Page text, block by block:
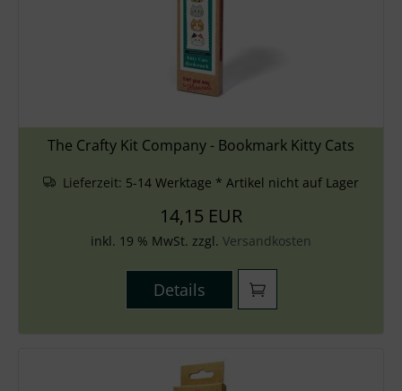
The Crafty Kit Company - Bookmark Kitty Cats
Lieferzeit: 5-14 Werktage * Artikel nicht auf Lager
14,15 EUR
inkl. 19 % MwSt. zzgl. Versandkosten
Details